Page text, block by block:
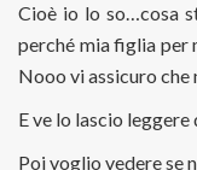
Cioè io lo so…cosa
perché mia figlia per
Nooo vi assicuro che
E ve lo lascio
Poi voglio vedere se